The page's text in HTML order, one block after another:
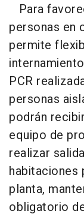
Para
personas en
permite
PCR
personas
podrán
equipo de
realizar
habitaciones
planta,
obligatorio